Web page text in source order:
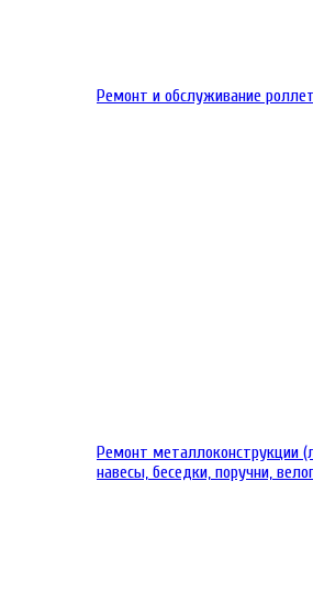
Ремонт и обслуживание роллет
Ремонт металлоконструкции
навесы, беседки, поручни,